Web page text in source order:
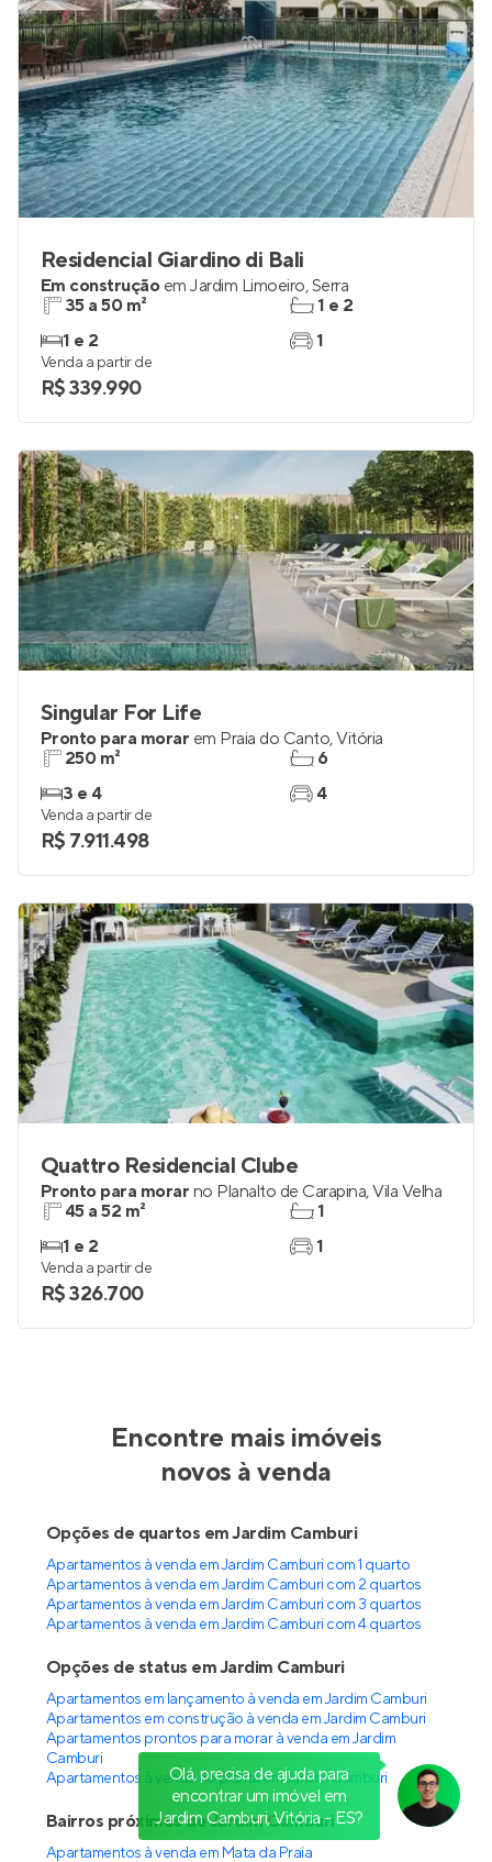
Residencial Giardino di Bali
Em construção em Jardim Limoeiro,Serra
35 a 50 m²
1 e 2
1 e 2
1
Venda a partir de
R$ 339.990
Singular For Life
Pronto para morar em Praia do Canto,Vitória
250 m²
3 e 4
6
4
Venda a partir de
R$ 7.911.498
Quattro Residencial Clube
Pronto para morar no Planalto de Carapina,Vila Velha
45 a 52 m²
1 e 2
1
1
Venda a partir de
R$ 326.700
Reserva Vitória
185 a 392 m²
4
4
3 e 4
Venda a partir de
R$ 4.562.141
Olá, precisa de ajuda para
encontrar um imóvel em
Jardim Camburi, Vitória - ES?